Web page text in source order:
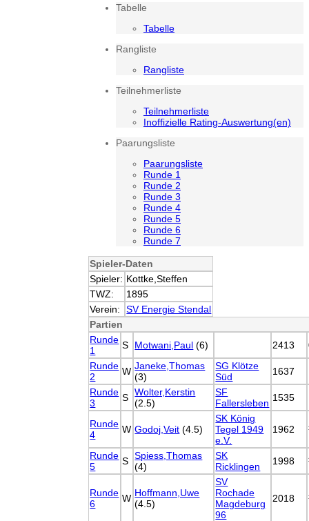
Tabelle
Tabelle
Rangliste
Rangliste
Teilnehmerliste
Teilnehmerliste
Inoffizielle Rating-Auswertung(en)
Paarungsliste
Paarungsliste
Runde 1
Runde 2
Runde 3
Runde 4
Runde 5
Runde 6
Runde 7
Spieler-Daten
Spieler: Kottke,Steffen
TWZ:
1895
Verein:
SV Energie Stendal
Partien
Runde
1
S Motwani,Paul (6) 2413
Runde
2
W Janeke,Thomas
(3)
SG Klötze
Süd
1637
Runde
3
S Wolter,Kerstin
(2.5)
SF
Fallersleben 1535
Runde
4
W Godoj,Veit (4.5)
SK König
Tegel 1949
e.V.
1962
Runde
5
S Spiess,Thomas
(4)
SK
Ricklingen
1998
Runde
6
W Hoffmann,Uwe
(4.5)
SV
Rochade
Magdeburg
96
2018